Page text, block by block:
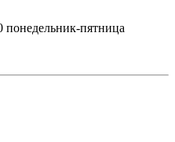
понедельник-пятница